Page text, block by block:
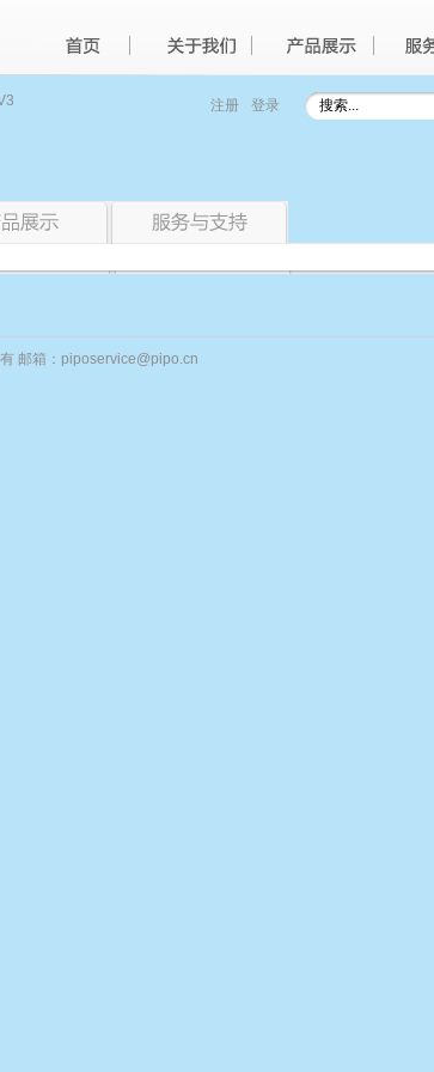
注册 登录
邮箱：piposervice@pipo.cn